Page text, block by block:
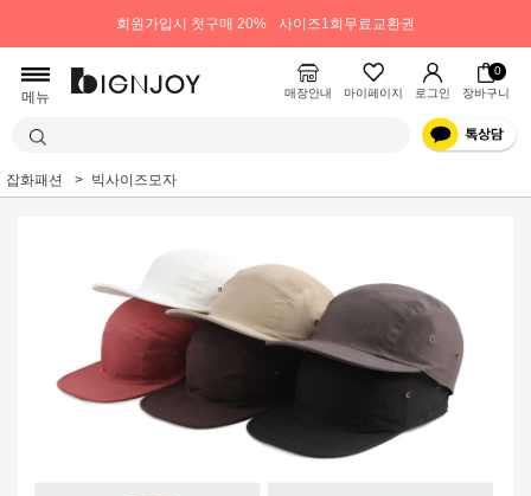
회원가입시 첫구매 20% 사이즈1회무료교환권
메뉴 매장안내 마이페이지 로그인
0
장바구니
잡화패션 빅사이즈모자